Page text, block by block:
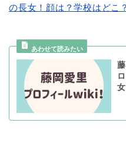
の長女！顔は？学校はどこ？